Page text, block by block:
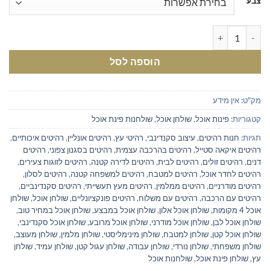
הוספה לסל
מק"ט: אין מידע
קטגוריות: פינות אוכל,שולחן אוכל,שולחנות פינת אוכל
תגיות: חנות רהיטים, עיצוב סקנדינבי, רהיטי עץ, רהיטים אונליין, רהיטים איכותיים,
רהיטים איקאה סטייל, רהיטים בהרכבה עצמית, רהיטים בסגנון צפוני, רהיטים
דנים, רהיטים זולים, רהיטים לבית, רהיטים לדירה קטנה, רהיטים לזוגות צעירים,
רהיטים לחדר אוכל, רהיטים למטבח, רהיטים למשפחה קטנה, רהיטים לסלון,
רהיטים מודרניים, רהיטים ממלמין, רהיטים מעץ תעשייתי, רהיטים סקנדינביים,
רהיטים עם הרכבה, רהיטים עם משלוח, רהיטים פונקציונליים,שולחן אוכל,שולחן
אוכל 4 מקומות
,שולחן אוכל אלון,שולחן אוכל במבצע,שולחן אוכל במחיר טוב,
שולחן אוכל לבן,שולחן אוכל מודרני,שולחן אוכל מרובע,שולחן אוכל סקנדינבי,
שולחן אוכל קטן,שולחן למטבח,שולחן מינימליסטי,שולחן מלמין,שולחן מעוצב,
שולחן משפחתי,שולחן נורדי,שולחן עבודה,שולחן עגול קטן,שולחן עמיד,שולחן
עץ,שולחן פינת אוכל,שולחנות אוכל